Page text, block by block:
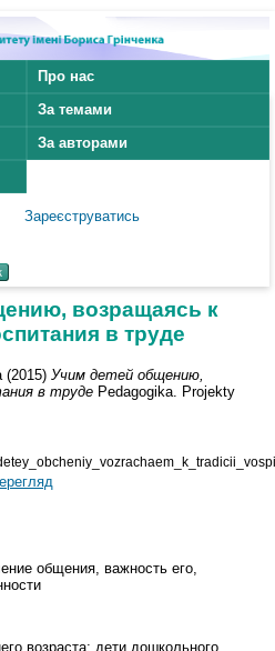
Про нас
За темами
За авторами
Зареєструватись
возращаясь к
в труде
(2015) Учим детей общению,
в труде Pedagogika. Projekty
общения, важность его,
возраста; дети дошкольного